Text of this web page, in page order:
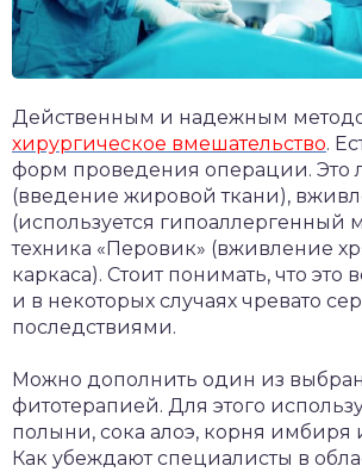
Действенным и надежным
хирургическое вмешательство.
форм проведения операции. Это
(введение жировой ткани),
(используется гипоаллергенный
техника «Перовик» (вживление
каркаса). Стоит понимать, что это
и в некоторых случаях чревато
последствиями.
Можно дополнить один из
фитотерапией. Для этого
полыни, сока алоэ, корня
Как убеждают специалисты в